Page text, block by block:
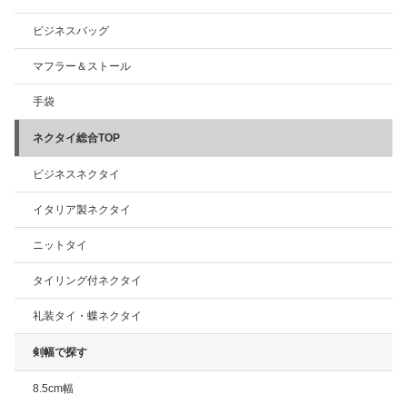
ビジネスバッグ
マフラー＆ストール
手袋
ネクタイ総合TOP
ビジネスネクタイ
イタリア製ネクタイ
ニットタイ
タイリング付ネクタイ
礼装タイ・蝶ネクタイ
剣幅で探す
8.5cm幅